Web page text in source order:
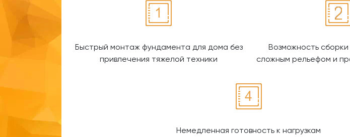
Быстрый монтаж фундамента для дома без
привлечения тяжелой техники
Возможность
сложным рельефом и
Немедленная готовность к нагрузкам